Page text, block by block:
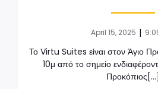
April 15, 2025 |
Το Virtu Suites είναι στον Άγιο
10μ από το σημείο
Προκόπιος[…]